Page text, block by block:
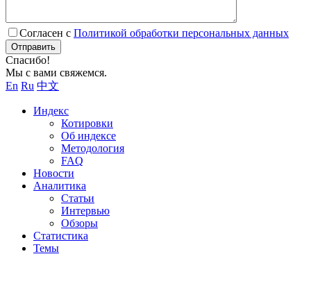
Согласен с Политикой обработки персональных данных
Отправить
Спасибо!
Мы с вами свяжемся.
En Ru 中文
Индекс
Котировки
Об индексе
Методология
FAQ
Новости
Аналитика
Статьи
Интервью
Обзоры
Статистика
Темы